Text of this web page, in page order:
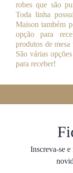
robes que são
Toda linha
Maison também
opção para
produtos de mesa
São várias
para receber!
Inscreva-se